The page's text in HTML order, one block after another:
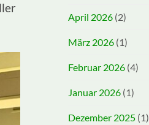
April 2026 (2)
März 2026 (1)
Februar 2026 (4)
Januar 2026 (1)
Dezember 2025 (1)